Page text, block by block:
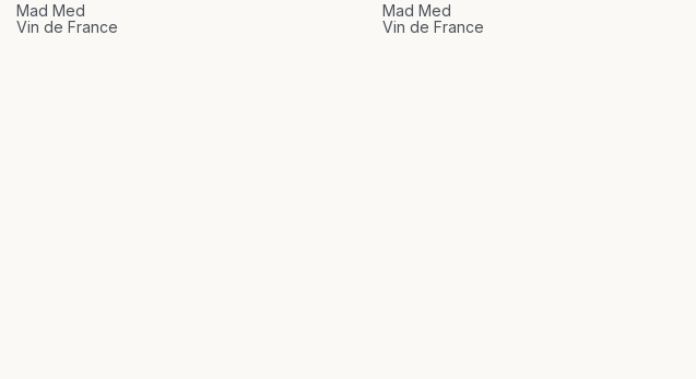
Mad Med
Vin de France
Mad Med
Vin de France